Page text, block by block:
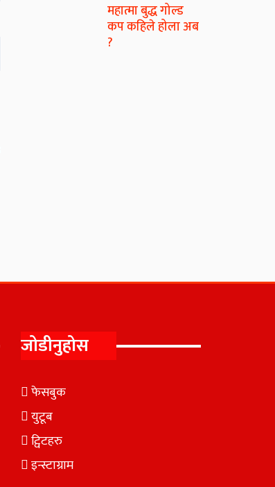
महात्मा बुद्ध गोल्ड
कप कहिले होला अब
?
जोडीनुहोस
फेसबुक
युटूब
ट्विटहरु
इन्स्टाग्राम